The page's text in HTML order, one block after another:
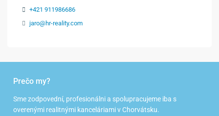
+421 911986686
jaro@hr-reality.com
Prečo my?
Sme zodpovední, profesionálni a spolupracujeme iba s
overenými realitnými kanceláriami v Chorvátsku.